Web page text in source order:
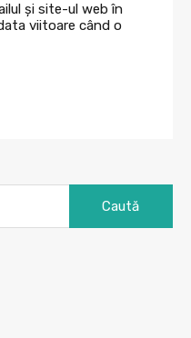
și site-ul web în
viitoare când o